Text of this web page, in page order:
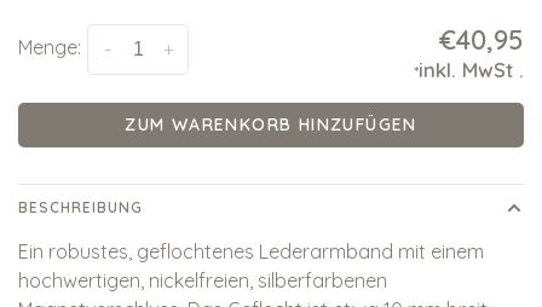
Menge: +
- €40,95
*inkl. MwSt .
ZUM WARENKORB HINZUFÜGEN
BESCHREIBUNG
Ein robustes, geflochtenes Lederarmband mit einem
hochwertigen, nickelfreien, silberfarbenen